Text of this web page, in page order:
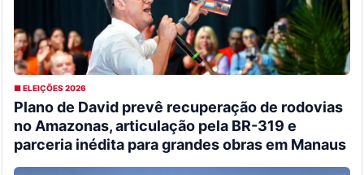
■ ELEIÇÕES 2026
Plano de David prevê recuperação de rodovias
no Amazonas, articulação pela BR-319 e
parceria inédita para grandes obras em Manaus